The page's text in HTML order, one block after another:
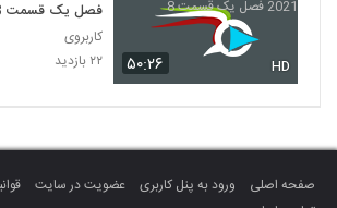
۵۰:۲۶ HD
فصل یک قسمت 8
کاربروی
۲۲ بازدید
صفحه اصلی ورود به پنل کاربری عضویت در سایت